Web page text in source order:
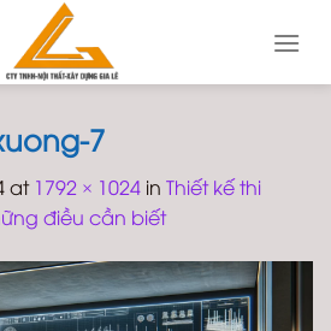
7
at 1792 × 1024 in Thiết kế thi
điều cần biết